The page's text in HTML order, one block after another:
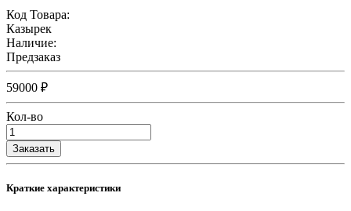
Код Товара:
Казырек
Наличие:
Предзаказ
59000 ₽
Кол-во
Заказать
Краткие характеристики